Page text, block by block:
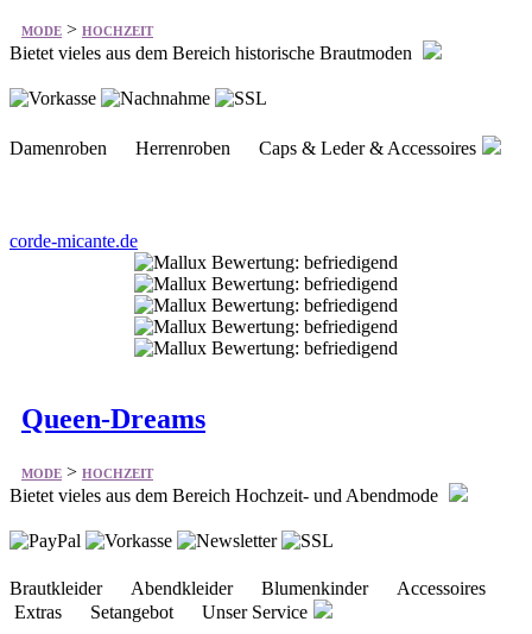
MODE > HOCHZEIT
Bietet vieles aus dem Bereich historische Brautmoden
Damenroben Herrenroben Caps & Leder & Accessoires
corde-micante.de
Queen-Dreams
MODE > HOCHZEIT
Bietet vieles aus dem Bereich Hochzeit- und Abendmode
Brautkleider Abendkleider Blumenkinder Accessoires
Extras Setangebot Unser Service